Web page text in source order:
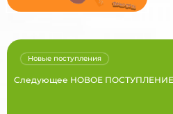
Следующее НОВОЕ
Новые поступления